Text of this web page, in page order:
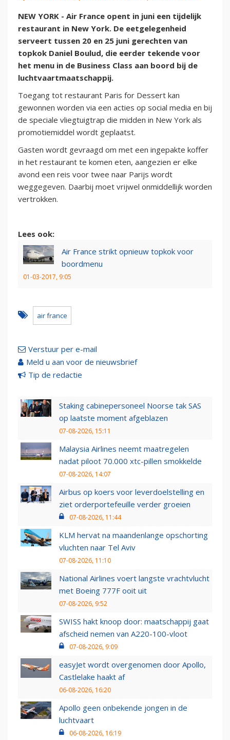
NEW YORK - Air France opent in juni een tijdelijk
restaurant in New York. De eetgelegenheid
serveert tussen 20 en 25 juni gerechten van
topkok Daniel Boulud, die eerder tekende voor
het menu in de Business Class aan boord bij de
luchtvaartmaatschappij.
Toegang tot restaurant Paris for Dessert kan
gewonnen worden via een acties op social media en bij
de speciale vliegtuigtrap die midden in New York als
promotiemiddel wordt geplaatst.
Gasten wordt gevraagd om met een ingepakte koffer
in het restaurant te komen eten, aangezien er elke
avond een reis voor twee naar Parijs wordt
weggegeven. Daarbij moet vrijwel onmiddellijk worden
vertrokken.
Lees ook:
Air France strikt opnieuw topkok voor
boordmenu
01-03-2017, 9:05
air france
Verstuur per e-mail
Meld u aan voor de nieuwsbrief
Tip de redactie
Staking cabinepersoneel Noorse tak SAS
op laatste moment afgeblazen
07-08-2026, 15:11
Malaysia Airlines neemt maatregelen
nadat piloot 70.000 xtc-pillen smokkelde
07-08-2026, 14:07
Airbus op koers voor leverdoelstelling en
ziet orderportefeuille verder groeien
07-08-2026, 11:44
KLM hervat na maandenlange opschorting
vluchten naar Tel Aviv
07-08-2026, 11:10
National Airlines voert langste vrachtvlucht
met Boeing 777F ooit uit
07-08-2026, 9:52
SWISS hakt knoop door: maatschappij gaat
afscheid nemen van A220-100-vloot
07-08-2026, 9:09
easyJet wordt overgenomen door Apollo,
Castlelake haakt af
06-08-2026, 16:20
Apollo geen onbekende jongen in de
luchtvaart
06-08-2026, 16:19